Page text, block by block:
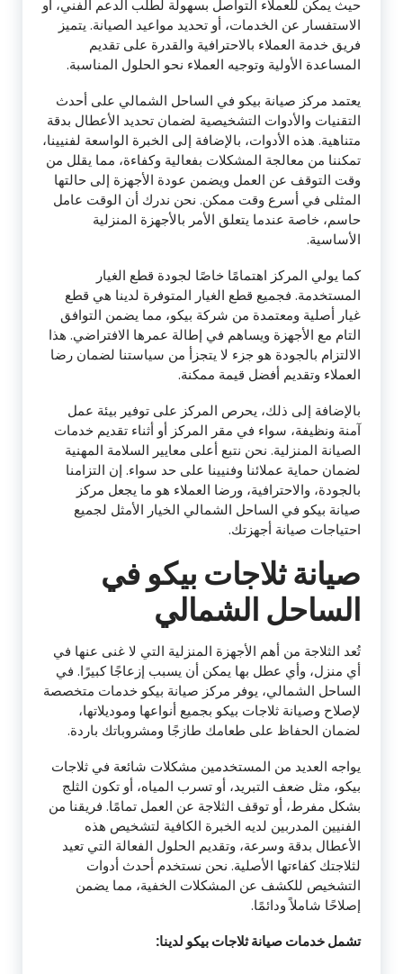
حيث يمكن للعملاء التواصل بسهولة لطلب الدعم الفني، أو
الاستفسار عن الخدمات، أو تحديد مواعيد الصيانة. يتميز
فريق خدمة العملاء بالاحترافية والقدرة على تقديم
المساعدة الأولية وتوجيه العملاء نحو الحلول المناسبة.
يعتمد مركز صيانة بيكو في الساحل الشمالي على أحدث
التقنيات والأدوات التشخيصية لضمان تحديد الأعطال بدقة
متناهية. هذه الأدوات، بالإضافة إلى الخبرة الواسعة لفنيينا،
تمكننا من معالجة المشكلات بفعالية وكفاءة، مما يقلل من
وقت التوقف عن العمل ويضمن عودة الأجهزة إلى حالتها
المثلى في أسرع وقت ممكن. نحن ندرك أن الوقت عامل
حاسم، خاصة عندما يتعلق الأمر بالأجهزة المنزلية
الأساسية.
كما يولي المركز اهتمامًا خاصًا لجودة قطع الغيار
المستخدمة. فجميع قطع الغيار المتوفرة لدينا هي قطع
غيار أصلية ومعتمدة من شركة بيكو، مما يضمن التوافق
التام مع الأجهزة ويساهم في إطالة عمرها الافتراضي. هذا
الالتزام بالجودة هو جزء لا يتجزأ من سياستنا لضمان رضا
العملاء وتقديم أفضل قيمة ممكنة.
بالإضافة إلى ذلك، يحرص المركز على توفير بيئة عمل
آمنة ونظيفة، سواء في مقر المركز أو أثناء تقديم خدمات
الصيانة المنزلية. نحن نتبع أعلى معايير السلامة المهنية
لضمان حماية عملائنا وفنيينا على حد سواء. إن التزامنا
بالجودة، والاحترافية، ورضا العملاء هو ما يجعل مركز
صيانة بيكو في الساحل الشمالي الخيار الأمثل لجميع
احتياجات صيانة أجهزتك.
صيانة ثلاجات بيكو في
الساحل الشمالي
تُعد الثلاجة من أهم الأجهزة المنزلية التي لا غنى عنها في
أي منزل، وأي عطل بها يمكن أن يسبب إزعاجًا كبيرًا. في
الساحل الشمالي، يوفر مركز صيانة بيكو خدمات متخصصة
لإصلاح وصيانة ثلاجات بيكو بجميع أنواعها وموديلاتها،
لضمان الحفاظ على طعامك طازجًا ومشروباتك باردة.
يواجه العديد من المستخدمين مشكلات شائعة في ثلاجات
بيكو، مثل ضعف التبريد، أو تسرب المياه، أو تكون الثلج
بشكل مفرط، أو توقف الثلاجة عن العمل تمامًا. فريقنا من
الفنيين المدربين لديه الخبرة الكافية لتشخيص هذه
الأعطال بدقة وسرعة، وتقديم الحلول الفعالة التي تعيد
لثلاجتك كفاءتها الأصلية. نحن نستخدم أحدث أدوات
التشخيص للكشف عن المشكلات الخفية، مما يضمن
إصلاحًا شاملاً ودائمًا.
تشمل خدمات صيانة ثلاجات بيكو لدينا: